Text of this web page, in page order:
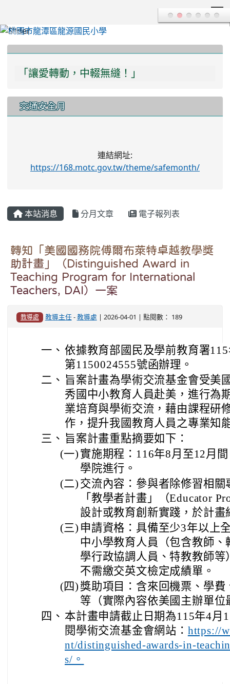
「讓愛轉動，中輟無縫！」
交通安全月
連結網址:
https://168.motc.gov.tw/theme/safemonth/
本站消息 分月文章 電子報列表
轉知「美國國務院傅爾布萊特卓越教學獎
助計畫」（Distinguished Award in
Teaching Program for International
Teachers, DAI）一案
教導處 教導主任-教導處 | 2026-04-01 | 點閱數： 189
一、 依據教育部國民及學前教育署
第1150024555號函辦理。
二、 旨案計畫為學術交流基金會受美
秀國中小教育人員赴美，進行為
業培育與學術交流，藉由課程研
作，提升我國教育人員之專業知
三、 旨案計畫重點摘要如下：
(一) 實施期程：116年8月至12月
學院進行。
(二) 交流內容：參與者除修習相
「教學者計畫」（Educator
設計或教育創新實踐，於計
(三) 申請資格：具備至少3年以上
中小學教育人員（包含教師
學行政協調人員、特教教師
不需繳交英文檢定成績單。
(四) 獎助項目：含來回機票、學
等（實際內容依美國主辦單位
四、 本計畫申請截止日期為115年4月
閱學術交流基金會網站： https://
nt/distinguished-awards-in-
s/。